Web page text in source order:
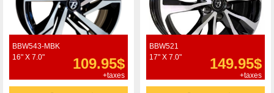
BBW543-MBK
16" X 7.0"
109.95$
+taxes
BBW521
17" X 7.0"
149.95$
+taxes